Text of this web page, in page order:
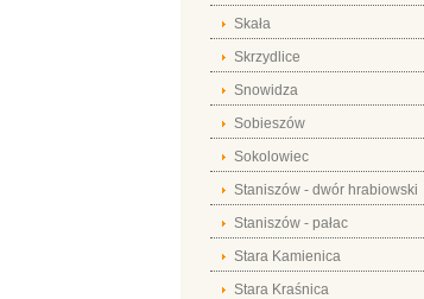
Skała
Skrzydlice
Snowidza
Sobieszów
Sokolowiec
Staniszów - dwór hrabiowski
Staniszów - pałac
Stara Kamienica
Stara Kraśnica